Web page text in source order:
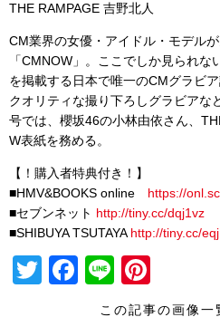
THE RAMPAGE 吉野北人
CM業界の女優・アイドル・モデル
「CMNOW」。ここでしか見られ
を掲載する日本で唯一のCMグラビ
クオリティな撮り下ろしグラビアな
号では、櫻坂46の小林由依さん、
W表紙を務める。
【！購入者特典付き！】
■HMV&BOOKS online https://
■セブンネット http://tiny.cc/dqj1vz
■SHIBUYA TSUTAYAhttp://tiny.cc/
T
F
Li
n
nt
この記事の画像一